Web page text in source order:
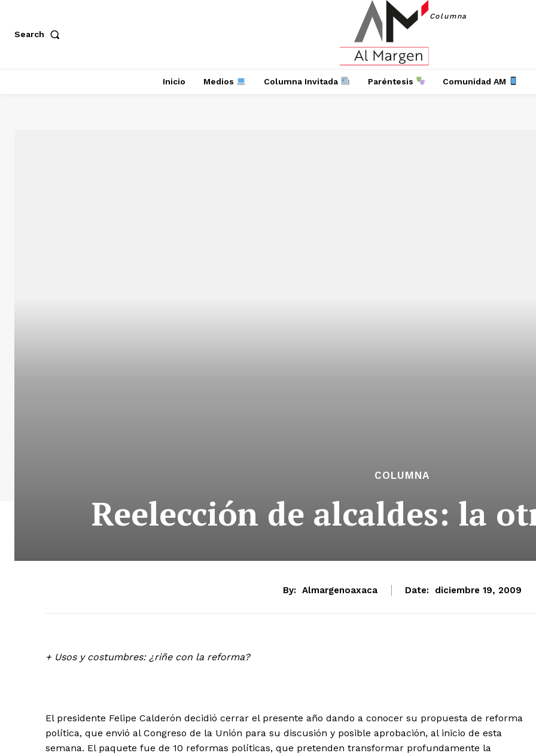
Search
Columna
Inicio Medios Columna Invitada Paréntesis Comunidad AM
COLUMNA
Reelección de alcaldes: la
By: Almargenoaxaca Date: diciembre 19, 2009
+ Usos y costumbres: ¿riñe con la reforma?
El presidente Felipe Calderón decidió cerrar el presente año dando a conocer su propuesta de reforma
política, que envió al Congreso de la Unión para su discusión y posible aprobación, al inicio de esta
semana. El paquete fue de 10 reformas políticas, que pretenden transformar profundamente la